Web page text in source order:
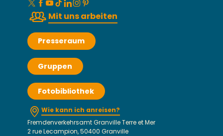
Mit uns arbeiten
Presseraum
Gruppen
Fotobibliothek
Wie kann ich anreisen?
Fremdenverkehrsamt Granville Terre et Mer
2 rue Lecampion, 50400 Granville